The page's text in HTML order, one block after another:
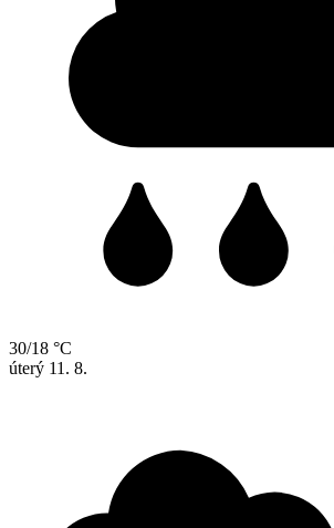
30/18 °C
úterý 11. 8.